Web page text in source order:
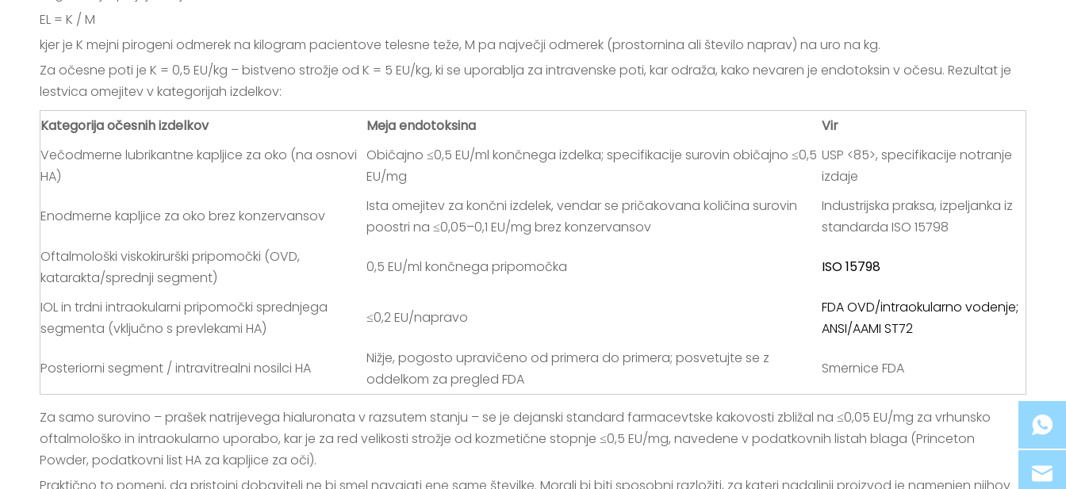
EL = K / M
kjer je K mejni pirogeni odmerek na kilogram pacientove telesne teže, M pa največji odmerek (prostornina ali število naprav) na uro na kg.
Za očesne poti je K = 0,5 EU/kg – bistveno strožje od K = 5 EU/kg, ki se uporablja za intravenske poti, kar odraža, kako nevaren je endotoksin v očesu. Rezultat je
lestvica omejitev v kategorijah izdelkov:
Kategorija očesnih izdelkov
Meja endotoksina
Vir
Večodmerne lubrikantne kapljice za oko (na osnovi
HA)
Običajno ≤0,5 EU/ml končnega izdelka; specifikacije surovin običajno ≤0,5
EU/mg
USP <85>, specifikacije notranje
izdaje
Enodmerne kapljice za oko brez konzervansov
Ista omejitev za končni izdelek, vendar se pričakovana količina surovin
poostri na ≤0,05–0,1 EU/mg brez konzervansov
Industrijska praksa, izpeljanka iz
standarda ISO 15798
Oftalmološki viskokirurški pripomočki (OVD,
katarakta/sprednji segment)
0,5 EU/ml končnega pripomočka ISO 15798
IOL in trdni intraokularni pripomočki sprednjega
segmenta (vključno s prevlekami HA)
≤0,2 EU/napravo
FDA OVD/intraokularno vodenje;
ANSI/AAMI ST72
Posteriorni segment / intravitrealni nosilci HA
Nižje, pogosto upravičeno od primera do primera; posvetujte se z
oddelkom za pregled FDA
Smernice FDA
Za samo surovino – prašek natrijevega hialuronata v razsutem stanju – se je dejanski standard farmacevtske kakovosti zbližal na ≤0,05 EU/mg za vrhunsko
oftalmološko in intraokularno uporabo, kar je za red velikosti strožje od kozmetične stopnje ≤0,5 EU/mg, navedene v podatkovnih listah blaga (Princeton
Powder, podatkovni list HA za kapljice za oči).